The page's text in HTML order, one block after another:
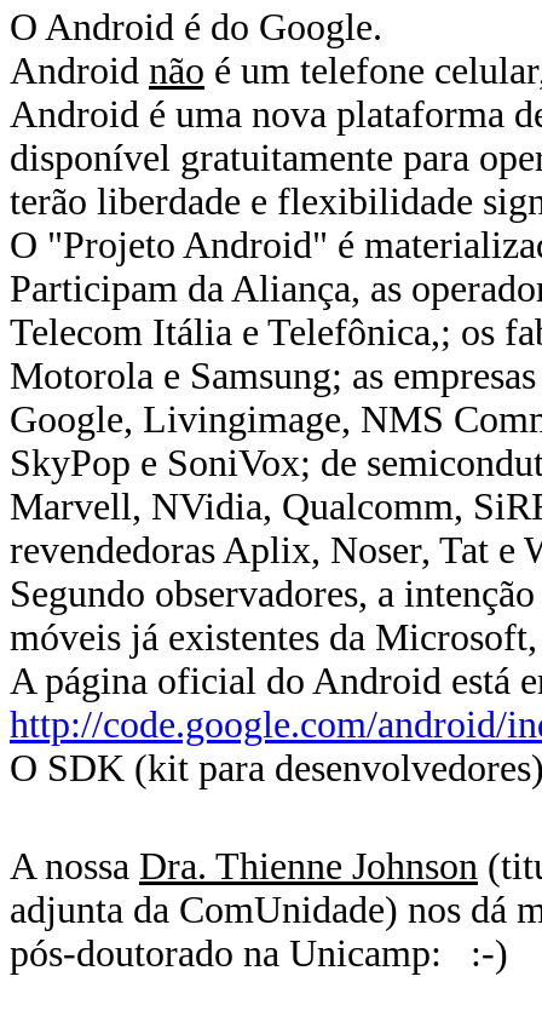
O Android é do Google.
Android não é um telefone
Android é uma nova plataforma
disponível gratuitamente para
terão liberdade e flexibilidade
O "Projeto Android" é
Participam da Aliança, as
Telecom Itália e Telefônica,; os
Motorola e Samsung; as
Google, Livingimage, NMS
SkyPop e SoniVox; de
Marvell, NVidia, Qualcomm,
revendedoras Aplix, Noser, Tat e
Segundo observadores, a
móveis já existentes da
A página oficial do Android está
http://code.google.com/android/
O SDK (kit para
A nossa Dra. Thienne Johnson
adjunta da ComUnidade) nos dá
pós-doutorado na Unicamp: :-)